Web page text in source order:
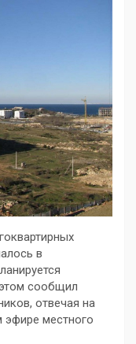
в
сообщил
отвечая на
местного